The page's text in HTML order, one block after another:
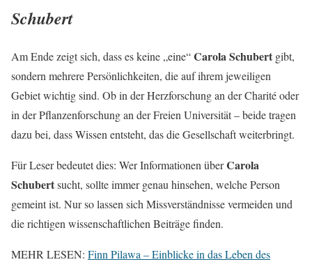
Schubert
Am Ende zeigt sich, dass es keine „eine“Carola Schubert gibt,
sondern mehrere Persönlichkeiten, die auf ihrem jeweiligen
Gebiet wichtig sind. Ob in der Herzforschung an der Charité oder
in der Pflanzenforschung an der Freien Universität – beide tragen
dazu bei, dass Wissen entsteht, das die Gesellschaft weiterbringt.
Für Leser bedeutet dies: Wer Informationen überCarola
Schubertsucht, sollte immer genau hinsehen, welche Person
gemeint ist. Nur so lassen sich Missverständnisse vermeiden und
die richtigen wissenschaftlichen Beiträge finden.
MEHR LESEN: Finn Pilawa – Einblicke in das Leben des